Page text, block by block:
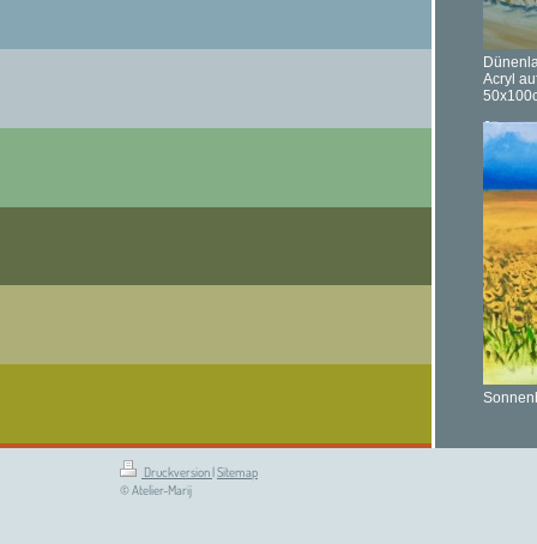
Acryl
Druckversion |Sitemap
© Atelier-Marij